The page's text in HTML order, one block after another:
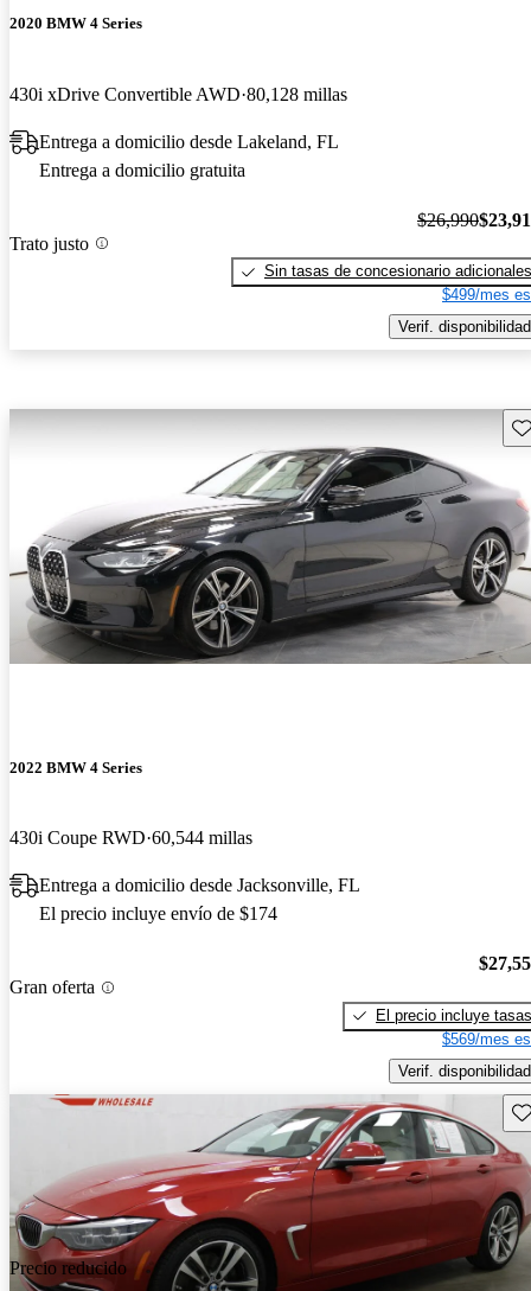
2020 BMW 4 Series
430i xDrive Convertible AWD 80,128 millas
Entrega a domicilio desde Lakeland, FL
Entrega a domicilio gratuita
Trato justo
$26,990
Sin tasas de concesionario adicionales
$499/mes
Verif. disponibilidad
2022 BMW 4 Series
430i Coupe RWD 60,544 millas
Entrega a domicilio desde Jacksonville, FL
El precio incluye envío de $174
Gran oferta
El precio incluye tasas
$569/mes
Verif. disponibilidad
Precio reducido